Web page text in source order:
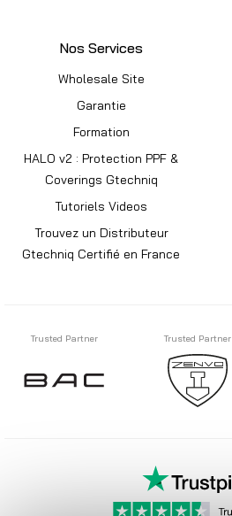
Nos Services
Wholesale Site
Garantie
Formation
HALO v2 : Protection PPF &
Coverings Gtechniq
Tutoriels Videos
Trouvez un Distributeur
Gtechniq Certifié en France
Trusted Partner Trusted Partner